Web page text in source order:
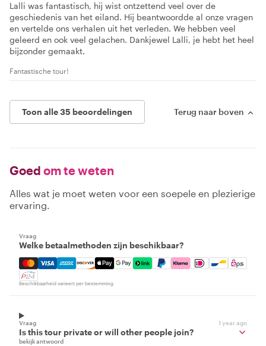
Lalli was fantastisch, hij wist ontzettend veel over de
geschiedenis van het eiland. Hij beantwoordde al onze vragen
en vertelde ons verhalen uit het verleden. We hebben veel
geleerd en ook veel gelachen. Dankjewel Lalli, je hebt het heel
bijzonder gemaakt.
Fantastische tour!
Toon alle 35 beoordelingen Terug naar boven
Goed om te weten
Alles wat je moet weten voor een soepele en plezierige
ervaring.
Vraag
Welke betaalmethoden zijn beschikbaar?
Mastercard, Visa, Amex, Discover, Apple Pay, Google
Beschikbaarheid varieert per bestemming
Vraag 1 year ago
Is this tour private or will other people join?
bekijk antwoord